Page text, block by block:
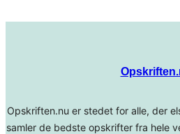
Opskriften.nu er stedet for alle, der
samler de bedste opskrifter fra hele